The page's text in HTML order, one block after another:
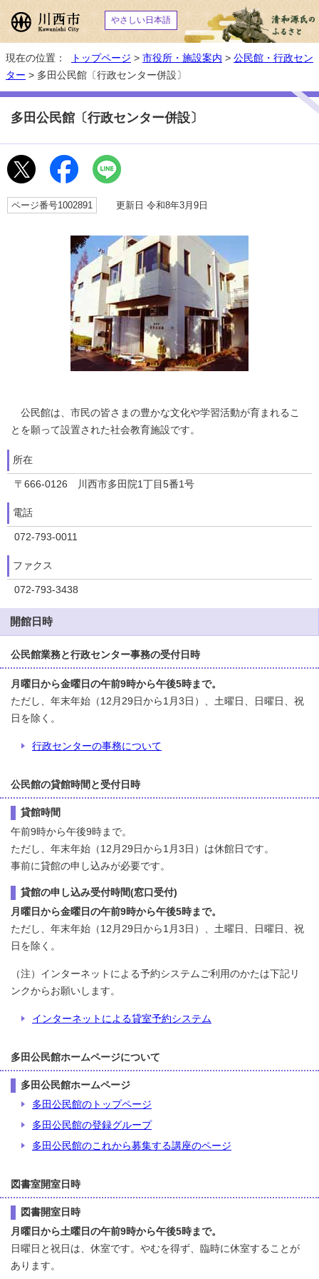
やさしい日本語
現在の位置： トップページ > 市役所・施設案内 > 公民館・行政セン
ター > 多田公民館〔行政センター併設〕
多田公民館〔行政センター併設〕
ページ番号1002891 更新日 令和8年3月9日
公民館は、市民の皆さまの豊かな文化や学習活動が育まれるこ
とを願って設置された社会教育施設です。
所在
〒666-0126 川西市多田院1丁目5番1号
電話
072-793-0011
ファクス
072-793-3438
開館日時
公民館業務と行政センター事務の受付日時
月曜日から金曜日の午前9時から午後5時まで。
ただし、年末年始（12月29日から1月3日）、土曜日、日曜日、祝
日を除く。
行政センターの事務について
公民館の貸館時間と受付日時
貸館時間
午前9時から午後9時まで。
ただし、年末年始（12月29日から1月3日）は休館日です。
事前に貸館の申し込みが必要です。
貸館の申し込み受付時間(窓口受付)
月曜日から金曜日の午前9時から午後5時まで。
ただし、年末年始（12月29日から1月3日）、土曜日、日曜日、祝
日を除く。
（注）インターネットによる予約システムご利用のかたは下記リ
ンクからお願いします。
インターネットによる貸室予約システム
多田公民館ホームページについて
多田公民館ホームページ
多田公民館のトップページ
多田公民館の登録グループ
多田公民館のこれから募集する講座のページ
図書室開室日時
図書開室日時
月曜日から土曜日の午前9時から午後5時まで。
日曜日と祝日は、休室です。やむを得ず、臨時に休室することが
あります。